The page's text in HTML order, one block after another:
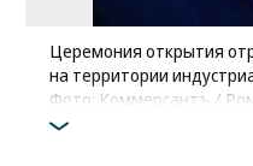
Церемония открытия
на территории
Фото: Коммерсантъ /